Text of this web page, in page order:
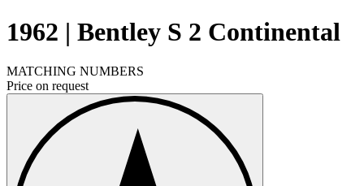
1962 | Bentley S 2 Continental
MATCHING NUMBERS
Price on request